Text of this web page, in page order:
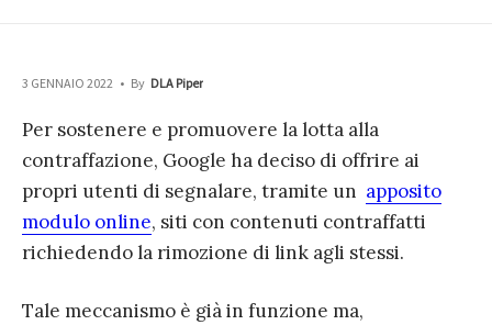
3 GENNAIO 2022 • By DLA Piper
Per sostenere e promuovere la lotta alla
contraffazione, Google ha deciso di offrire ai
propri utenti di segnalare, tramite un apposito
modulo online, siti con contenuti contraffatti
richiedendo la rimozione di link agli stessi.
Tale meccanismo è già in funzione ma,